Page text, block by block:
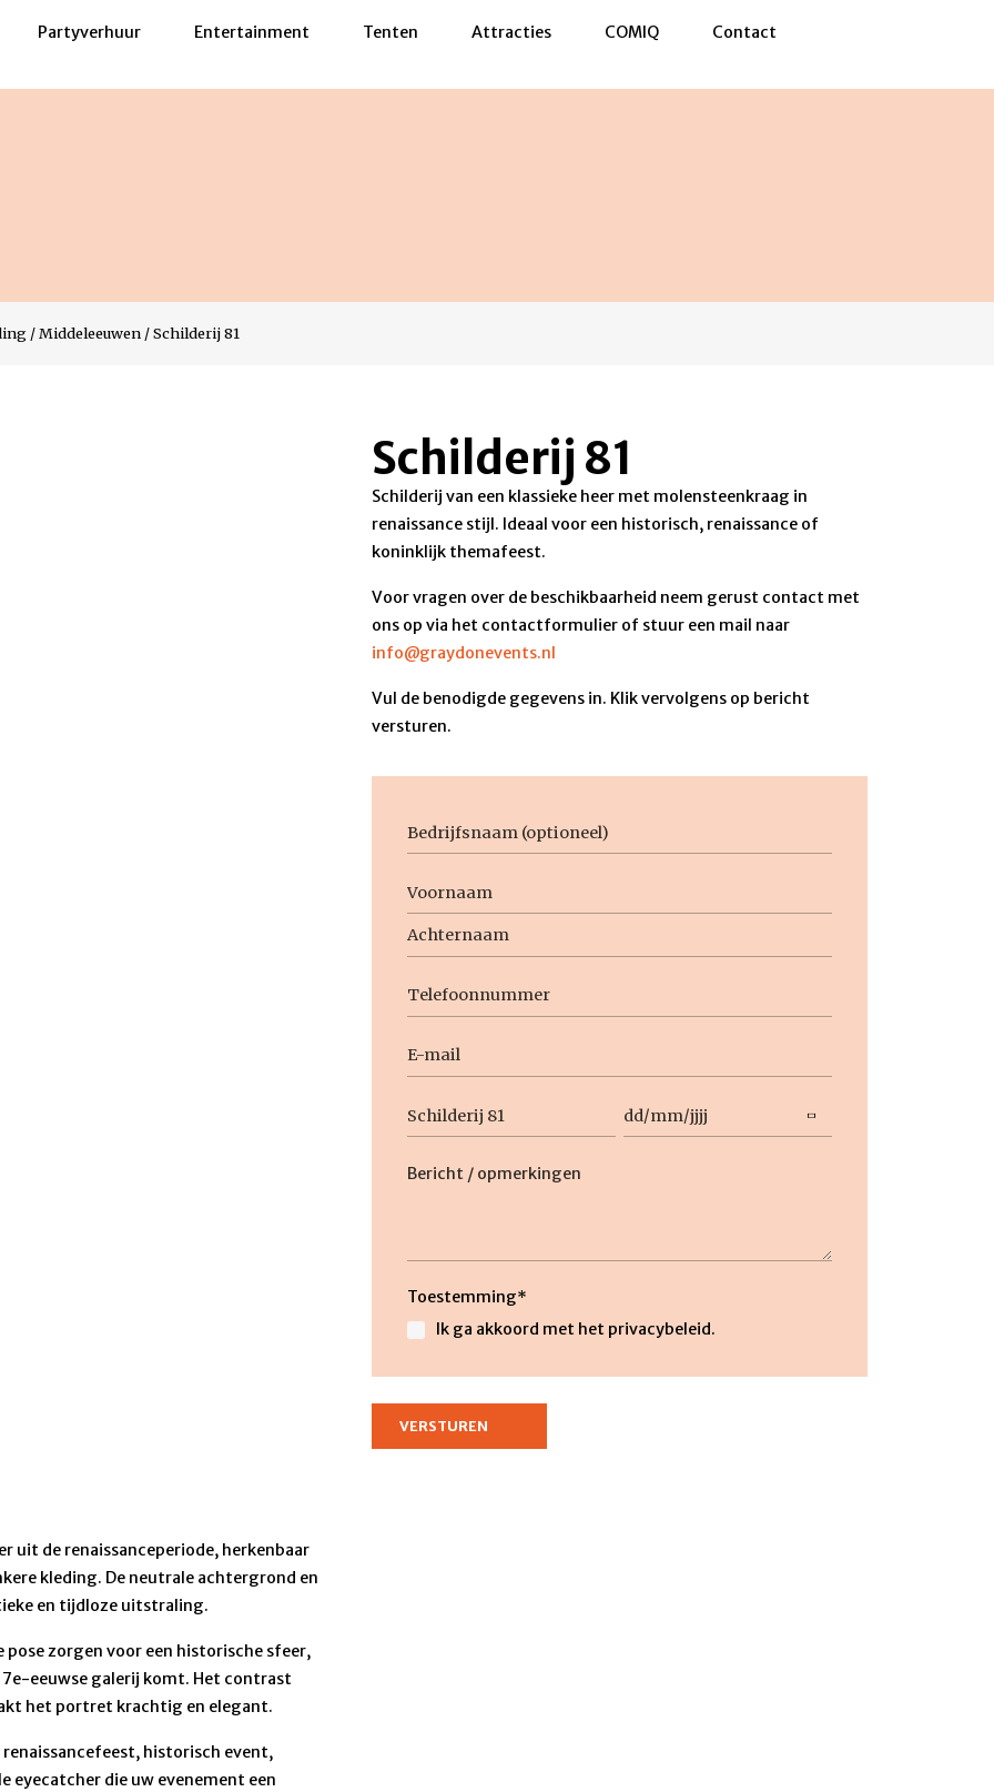
Partyverhuur Entertainment Tenten Attracties COMIQ Contact
/Middeleeuwen /Schilderij 81
Schilderij 81
Schilderij van een klassieke heer met molensteenkraag in
renaissance stijl. Ideaal voor een historisch, renaissance of
koninklijk themafeest.
Voor vragen over de beschikbaarheid neem gerust contact met
ons op via het contactformulier of stuur een mail naar
info@graydonevents.nl
Vul de benodigde gegevens in. Klik vervolgens op bericht
versturen.
Bedrijfsnaam
Voornaam
Telefoon
E-
Geen
titel
Datum
Beschrijving
Toestemming*
Ik ga akkoord met het privacybeleid.
uit de renaissanceperiode, herkenbaar
kleding. De neutrale achtergrond en
en tijdloze uitstraling.
zorgen voor een historische sfeer,
eeuwse galerij komt. Het contrast
het portret krachtig en elegant.
historisch event,
eyecatcher die uw evenement een